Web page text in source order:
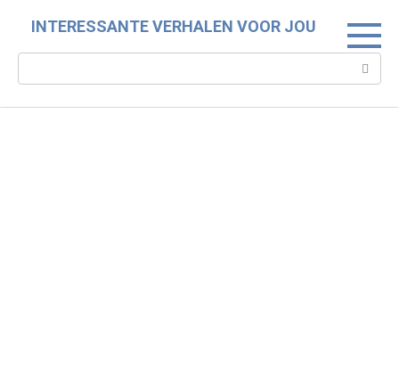
INTERESSANTE VERHALEN VOOR JOU